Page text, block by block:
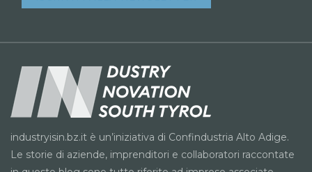
industryisin.bz.it è un’iniziativa di Confindustria Alto Adige.
Le storie di aziende, imprenditori e collaboratori raccontate